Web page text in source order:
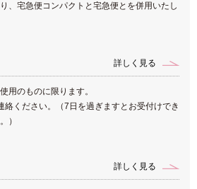
、宅急便コンパクトと宅急便とを併用いたし
詳しく見る
用のものに限ります。
絡ください。（7日を過ぎますとお受付けでき
）
詳しく見る